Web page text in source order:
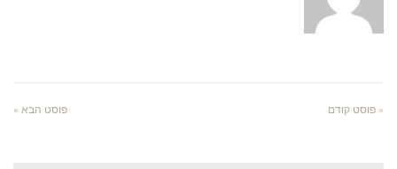
« פוסט קודם פוסט הבא »